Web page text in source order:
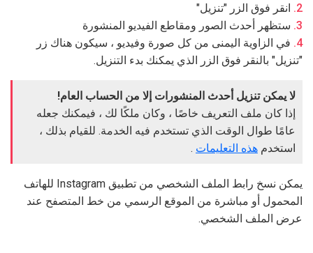
انقر فوق الزر "تنزيل"
ستظهر أحدث الصور ومقاطع الفيديو المنشورة
في الزاوية اليمنى من كل صورة وفيديو ، سيكون هناك زر
"تنزيل" بالنقر فوق الزر الذي يمكنك بدء التنزيل.
لا يمكن تنزيل أحدث المنشورات إلا من الحساب العام!
إذا كان ملف التعريف خاصًا ، وكان ملكًا لك ، فيمكنك جعله
عامًا طوال الوقت الذي تستخدم فيه الخدمة. للقيام بذلك ،
استخدم هذه التعليمات .
يمكن نسخ رابط الملف الشخصي من تطبيق Instagram للهاتف
المحمول أو مباشرة من الموقع الرسمي من خط المتصفح عند
عرض الملف الشخصي.